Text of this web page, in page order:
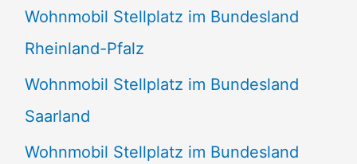
Wohnmobil Stellplatz im Bundesland
Rheinland-Pfalz
Wohnmobil Stellplatz im Bundesland
Saarland
Wohnmobil Stellplatz im Bundesland